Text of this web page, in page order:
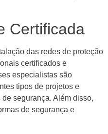
Certificada
das redes de proteção
certificados e
especialistas são
tipos de projetos e
segurança. Além disso,
de segurança e